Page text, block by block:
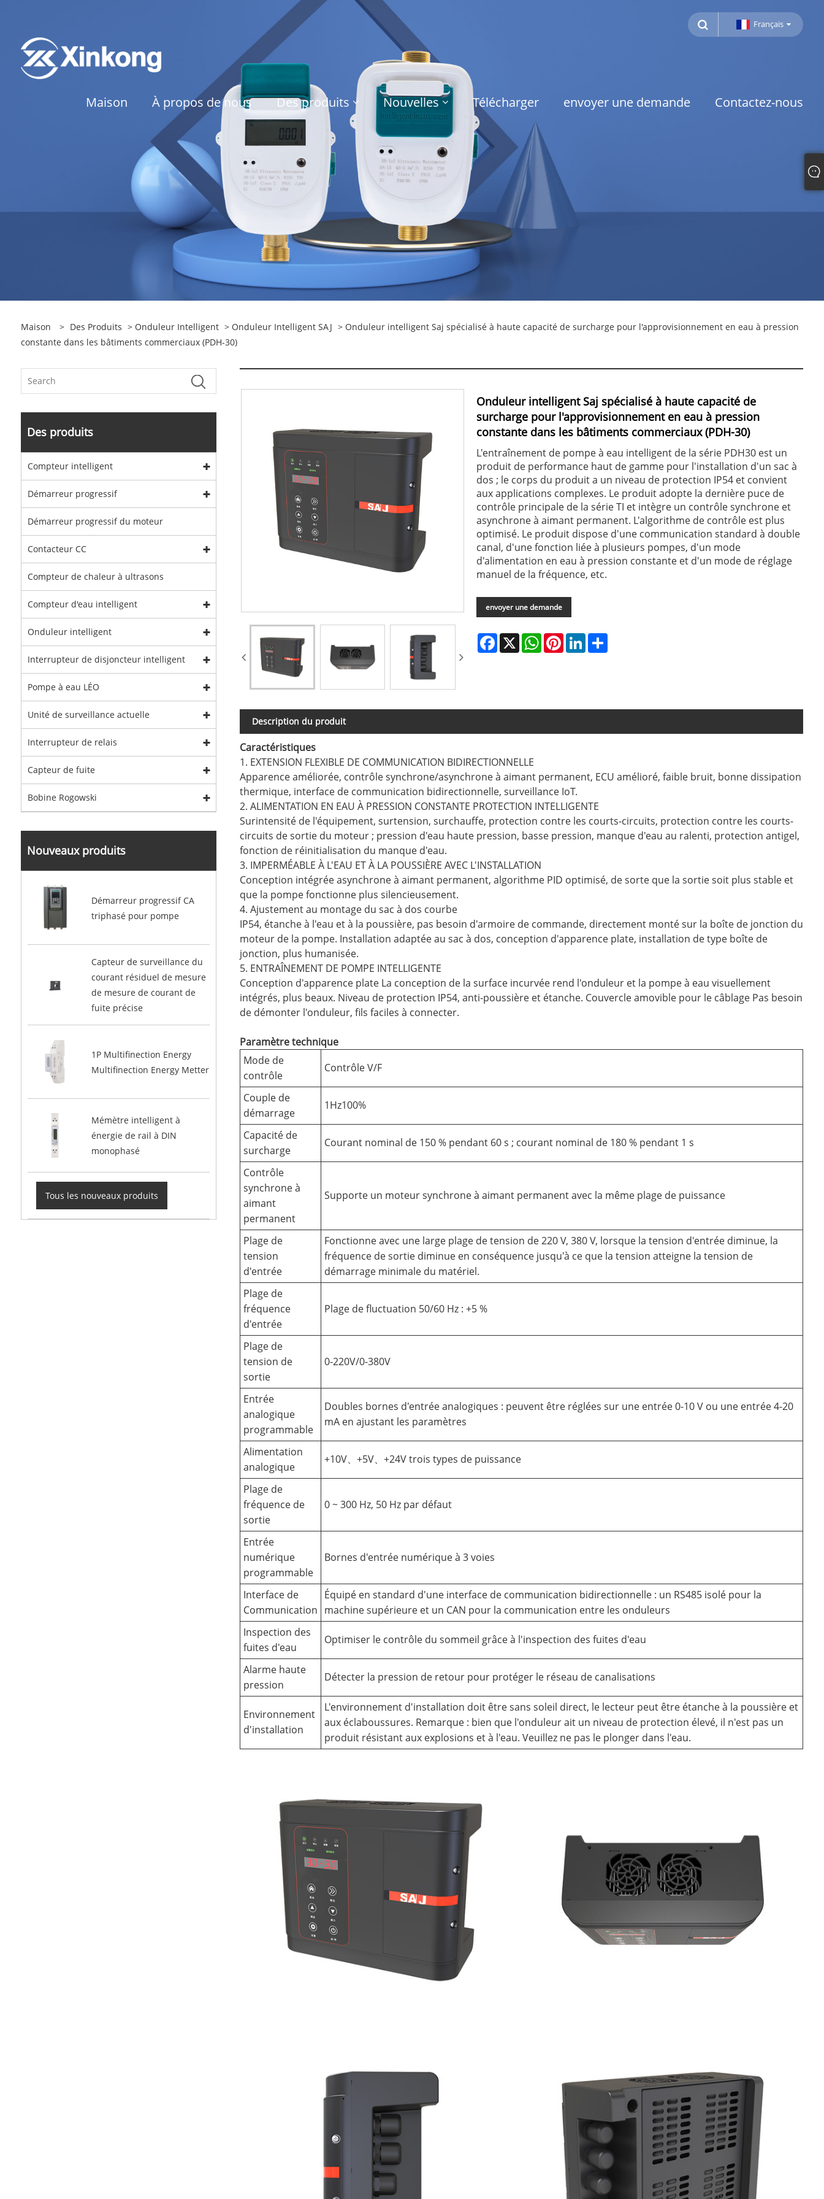
Français
Maison À propos de nous Des produits Nouvelles Télécharger envoyer une demande Contactez-nous
Maison > Des Produits > Onduleur Intelligent > Onduleur Intelligent SAJ > Onduleur intelligent Saj spécialisé à haute capacité de surcharge pour l'approvisionnement en eau à pression
constante dans les bâtiments commerciaux (PDH-30)
Des produits
Compteur intelligent
Démarreur progressif
Démarreur progressif du moteur
Contacteur CC
Compteur de chaleur à ultrasons
Compteur d'eau intelligent
Onduleur intelligent
Interrupteur de disjoncteur intelligent
Pompe à eau LÉO
Unité de surveillance actuelle
Interrupteur de relais
Capteur de fuite
Bobine Rogowski
Nouveaux produits
Démarreur progressif CA
triphasé pour pompe
Capteur de surveillance du
courant résiduel de mesure
de mesure de courant de
fuite précise
1P Multifinection Energy
Multifinection Energy Metter
Mémètre intelligent à
énergie de rail à DIN
monophasé
Tous les nouveaux produits
Onduleur intelligent Saj spécialisé à haute capacité de
surcharge pour l'approvisionnement en eau à pression
constante dans les bâtiments commerciaux (PDH-30)
L'entraînement de pompe à eau intelligent de la série PDH30 est un
produit de performance haut de gamme pour l'installation d'un sac à
dos ; le corps du produit a un niveau de protection IP54 et convient
aux applications complexes. Le produit adopte la dernière puce de
contrôle principale de la série TI et intègre un contrôle synchrone et
asynchrone à aimant permanent. L'algorithme de contrôle est plus
optimisé. Le produit dispose d'une communication standard à double
canal, d'une fonction liée à plusieurs pompes, d'un mode
d'alimentation en eau à pression constante et d'un mode de réglage
manuel de la fréquence, etc.
envoyer une demande
Facebook
X WhatsApp
PinterestLinkedIn
Description du produit
Caractéristiques
1. EXTENSION FLEXIBLE DE COMMUNICATION BIDIRECTIONNELLE
Apparence améliorée, contrôle synchrone/asynchrone à aimant permanent, ECU amélioré, faible bruit, bonne dissipation
thermique, interface de communication bidirectionnelle, surveillance IoT.
2. ALIMENTATION EN EAU À PRESSION CONSTANTE PROTECTION INTELLIGENTE
Surintensité de l'équipement, surtension, surchauffe, protection contre les courts-circuits, protection contre les courts-
circuits de sortie du moteur ; pression d'eau haute pression, basse pression, manque d'eau au ralenti, protection antigel,
fonction de réinitialisation du manque d'eau.
3. IMPERMÉABLE À L'EAU ET À LA POUSSIÈRE AVEC L'INSTALLATION
Conception intégrée asynchrone à aimant permanent, algorithme PID optimisé, de sorte que la sortie soit plus stable et
que la pompe fonctionne plus silencieusement.
4. Ajustement au montage du sac à dos courbe
IP54, étanche à l'eau et à la poussière, pas besoin d'armoire de commande, directement monté sur la boîte de jonction du
moteur de la pompe. Installation adaptée au sac à dos, conception d'apparence plate, installation de type boîte de
jonction, plus humanisée.
5. ENTRAÎNEMENT DE POMPE INTELLIGENTE
Conception d'apparence plate La conception de la surface incurvée rend l'onduleur et la pompe à eau visuellement
intégrés, plus beaux. Niveau de protection IP54, anti-poussière et étanche. Couvercle amovible pour le câblage Pas besoin
de démonter l'onduleur, fils faciles à connecter.
Paramètre technique
Mode de
contrôle
Contrôle V/F
Couple de
démarrage
1Hz100%
Capacité de
surcharge
Courant nominal de 150 % pendant 60 s ; courant nominal de 180 % pendant 1 s
Contrôle
synchrone à
aimant
permanent
Supporte un moteur synchrone à aimant permanent avec la même plage de puissance
Plage de
tension
d'entrée
Fonctionne avec une large plage de tension de 220 V, 380 V, lorsque la tension d'entrée diminue, la
fréquence de sortie diminue en conséquence jusqu'à ce que la tension atteigne la tension de
démarrage minimale du matériel.
Plage de
fréquence
d'entrée
Plage de fluctuation 50/60 Hz : +5 %
Plage de
tension de
sortie
0-220V/0-380V
Entrée
analogique
programmable
Doubles bornes d'entrée analogiques : peuvent être réglées sur une entrée 0-10 V ou une entrée 4-20
mA en ajustant les paramètres
Alimentation
analogique
+10V、+5V、+24V trois types de puissance
Plage de
fréquence de
sortie
0 ~ 300 Hz, 50 Hz par défaut
Entrée
numérique
programmable
Bornes d'entrée numérique à 3 voies
Interface de
Communication
Équipé en standard d'une interface de communication bidirectionnelle : un RS485 isolé pour la
machine supérieure et un CAN pour la communication entre les onduleurs
Inspection des
fuites d'eau
Optimiser le contrôle du sommeil grâce à l'inspection des fuites d'eau
Alarme haute
pression
Détecter la pression de retour pour protéger le réseau de canalisations
Environnement
d'installation
L'environnement d'installation doit être sans soleil direct, le lecteur peut être étanche à la poussière et
aux éclaboussures. Remarque : bien que l'onduleur ait un niveau de protection élevé, il n'est pas un
produit résistant aux explosions et à l'eau. Veuillez ne pas le plonger dans l'eau.